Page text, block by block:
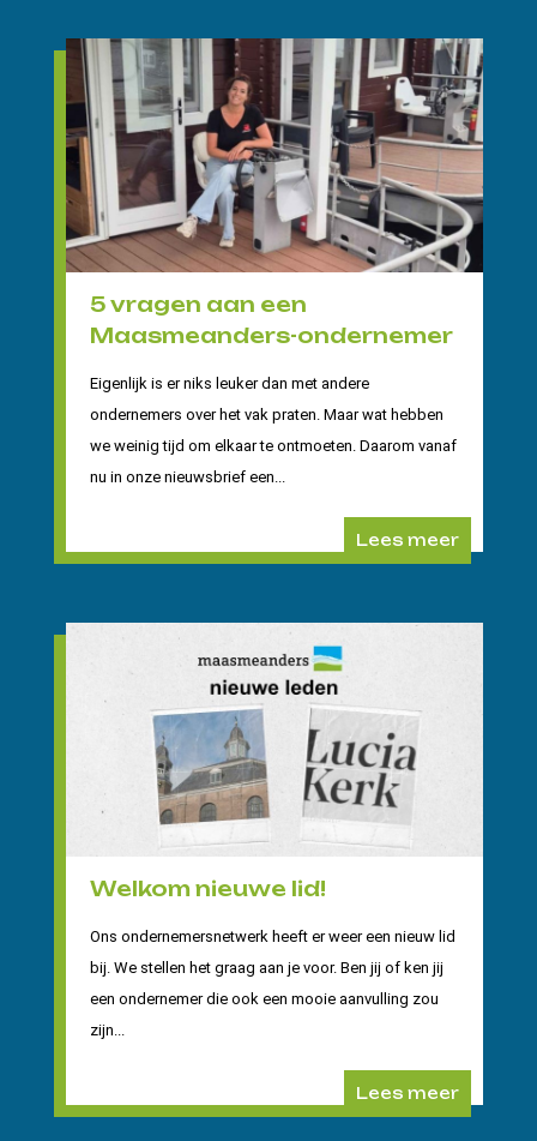
5 vragen aan een
Maasmeanders-ondernemer
Eigenlijk is er niks leuker dan met andere
ondernemers over het vak praten. Maar wat hebben
we weinig tijd om elkaar te ontmoeten. Daarom vanaf
nu in onze nieuwsbrief een...
Lees meer
Welkom nieuwe lid!
Ons ondernemersnetwerk heeft er weer een nieuw lid
bij. We stellen het graag aan je voor. Ben jij of ken jij
een ondernemer die ook een mooie aanvulling zou
zijn...
Lees meer